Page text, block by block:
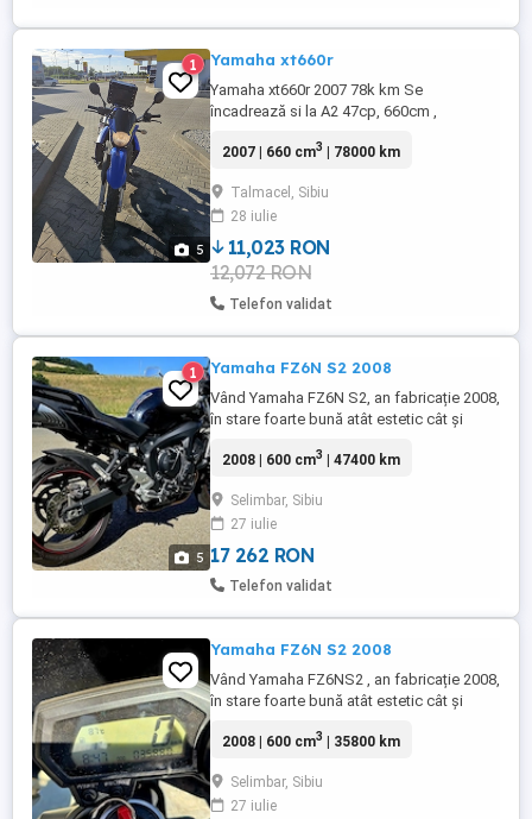
5
1 Yamaha xt660r
Yamaha xt660r 2007 78k km Se
încadrează si la A2 47cp, 660cm ,
Accesorii Topcase+suport Suporți bagaje
ghidon Scut original, demontat acum, se
da la pachet. Mentenanță Baterie varta (are
1 an) Cauciuc spate pus anul trecut
MITIAS ...
2007 | 660 cm3 | 78000 km
Talmacel, Sibiu
28 iulie
11,023 RON
12,072 RON
Telefon validat
5
1 Yamaha FZ6N S2 2008
Vând Yamaha FZ6N S2, an fabricație 2008,
în stare foarte bună atât estetic cât și
fabricație: 2008 Kilometraj: 47400 km în
Crash pad Anvelope Michelin dot 2025
Acte în regulă Motocicleta pornește și
funcționează impecabil. ...
2008 | 600 cm3 | 47400 km
Selimbar, Sibiu
27 iulie
17 262 RON
Telefon validat
Yamaha FZ6N S2 2008
Vând Yamaha FZ6NS2 , an fabricație 2008,
în stare foarte bună atât estetic cât și
fabricație: 2008 Kilometraj: 35800 km în
Crash pad Barracuda Parbriz sport Acte în
regulă Motocicleta pornește și
2008 | 600 cm3 | 35800 km
Selimbar, Sibiu
27 iulie